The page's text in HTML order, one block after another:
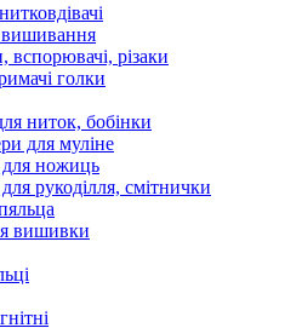
вспорювачі, різаки
голки
ниток, бобінки
для муліне
ножиць
рукоділля, смітнички
вишивки